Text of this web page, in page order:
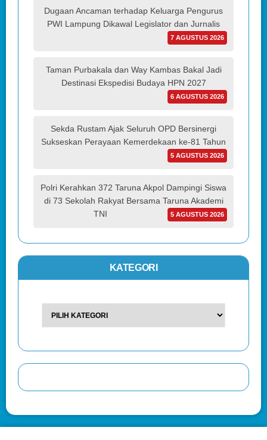
Dugaan Ancaman terhadap Keluarga Pengurus
PWI Lampung Dikawal Legislator dan Jurnalis
7 AGUSTUS 2026
Taman Purbakala dan Way Kambas Bakal Jadi
Destinasi Ekspedisi Budaya HPN 2027
6 AGUSTUS 2026
Sekda Rustam Ajak Seluruh OPD Bersinergi
Sukseskan Perayaan Kemerdekaan ke-81 Tahun
5 AGUSTUS 2026
Polri Kerahkan 372 Taruna Akpol Dampingi Siswa
di 73 Sekolah Rakyat Bersama Taruna Akademi
TNI
5 AGUSTUS 2026
KATEGORI